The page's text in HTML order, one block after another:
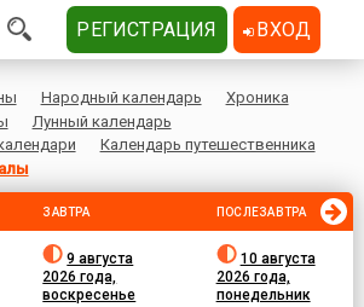
Народный календарь
Хроника
Лунный календарь
Календарь путешественника
ЗАВТРА
9 августа
2026 года,
воскресенье
ПОСЛЕЗАВТРА
10 августа
2026 года,
понедельник
РЕГИСТРАЦИЯ ВХОД